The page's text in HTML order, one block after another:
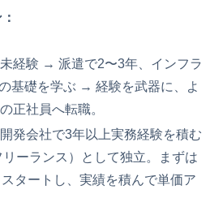
未経験 → 派遣で2〜3年、インフラ
基礎を学ぶ → 経験を武器に、よ
正社員へ転職。
開発会社で3年以上実務経験を積む
ーランス）として独立。まずは
タートし、実績を積んで単価ア